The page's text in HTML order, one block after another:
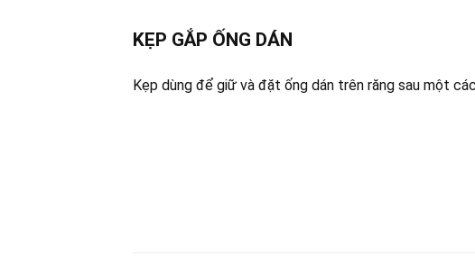
KẸP GẮP ỐNG DÁN
Kẹp dùng để giữ và đặt ống dán trên răng sau một